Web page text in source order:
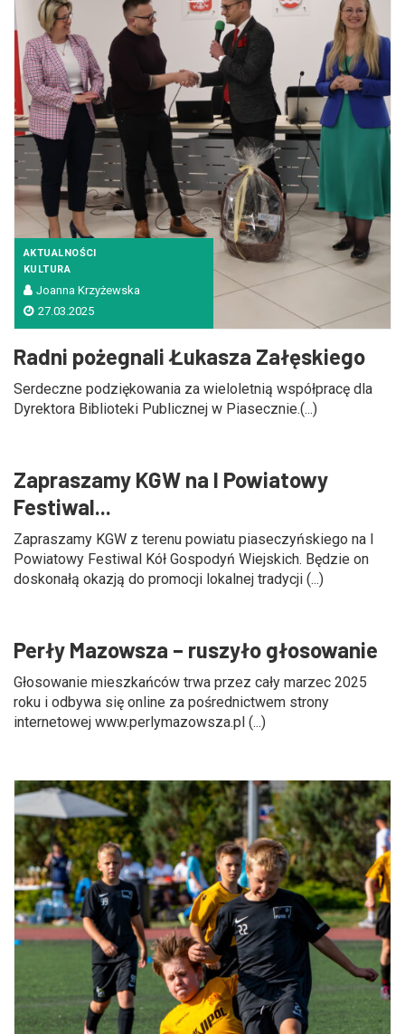
AKTUALNOŚCI
KULTURA
Joanna Krzyżewska
27.03.2025
Radni pożegnali Łukasza Załęskiego
Serdeczne podziękowania za wieloletnią współpracę dla
Dyrektora Biblioteki Publicznej w Piasecznie.(...)
Zapraszamy KGW na I Powiatowy
Festiwal...
Zapraszamy KGW z terenu powiatu piaseczyńskiego na I
Powiatowy Festiwal Kół Gospodyń Wiejskich. Będzie on
doskonałą okazją do promocji lokalnej tradycji (...)
Perły Mazowsza – ruszyło głosowanie
Głosowanie mieszkańców trwa przez cały marzec 2025
roku i odbywa się online za pośrednictwem strony
internetowej www.perlymazowsza.pl (...)